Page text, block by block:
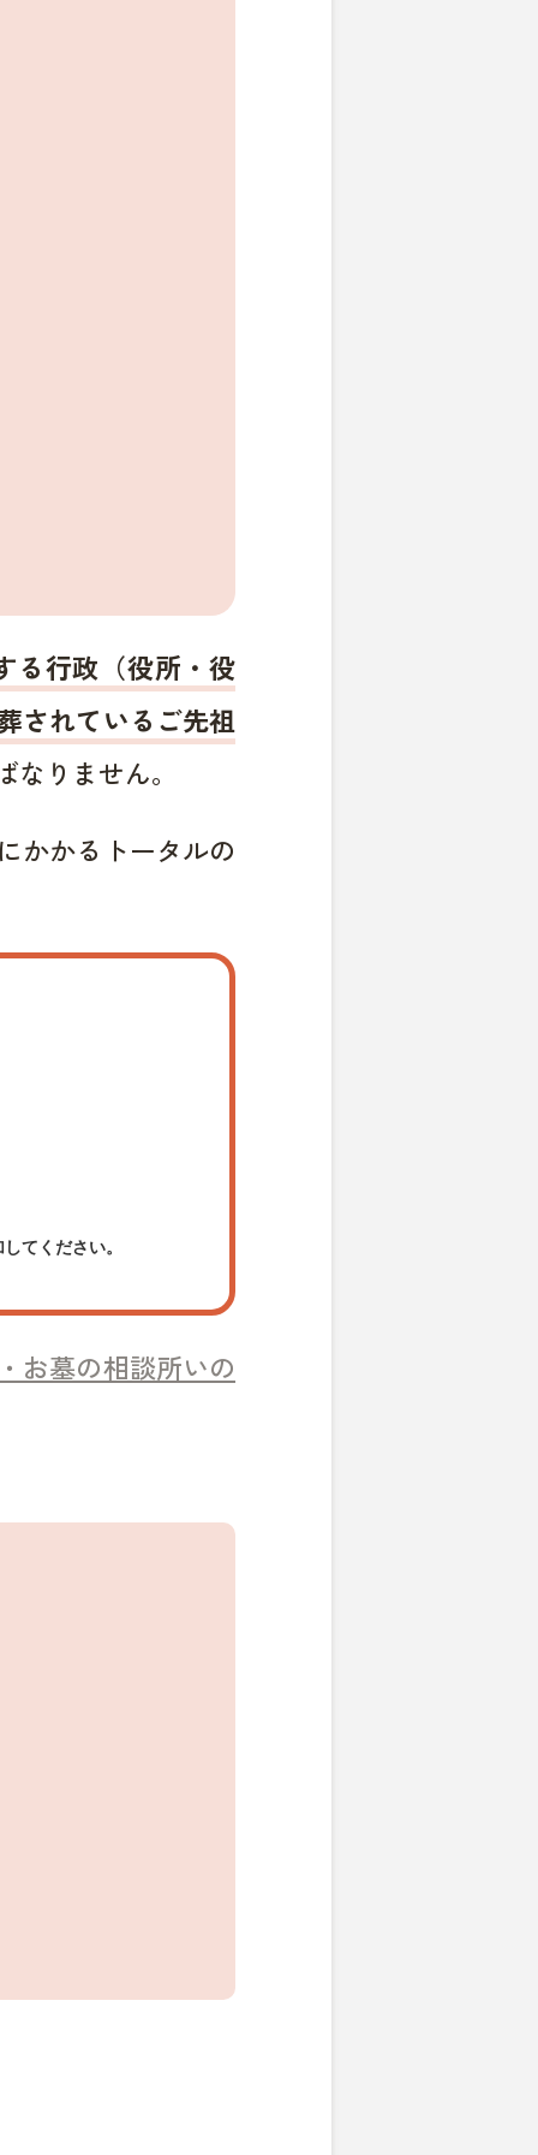
る行政（役所・役
されているご先祖
りません。
かかるトータルの
てください。
お墓の相談所いの